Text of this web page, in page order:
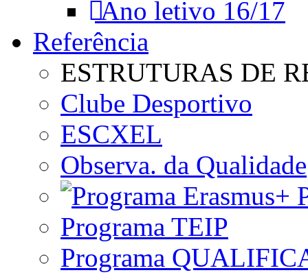
Ano letivo 16/17
Referência
ESTRUTURAS DE
Clube Desportivo
ESCXEL
Observa. da Qualidade
Programa TEIP
Programa